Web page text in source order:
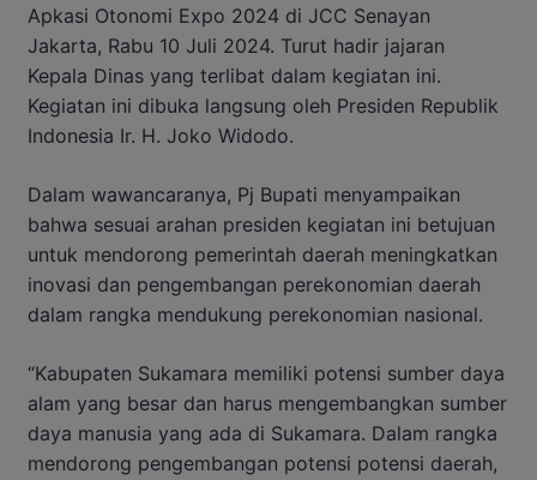
Apkasi Otonomi Expo 2024 di JCC Senayan
Jakarta, Rabu 10 Juli 2024. Turut hadir jajaran
Kepala Dinas yang terlibat dalam kegiatan ini.
Kegiatan ini dibuka langsung oleh Presiden Republik
Indonesia Ir. H. Joko Widodo.
Dalam wawancaranya, Pj Bupati menyampaikan
bahwa sesuai arahan presiden kegiatan ini betujuan
untuk mendorong pemerintah daerah meningkatkan
inovasi dan pengembangan perekonomian daerah
dalam rangka mendukung perekonomian nasional.
“Kabupaten Sukamara memiliki potensi sumber daya
alam yang besar dan harus mengembangkan sumber
daya manusia yang ada di Sukamara. Dalam rangka
mendorong pengembangan potensi potensi daerah,